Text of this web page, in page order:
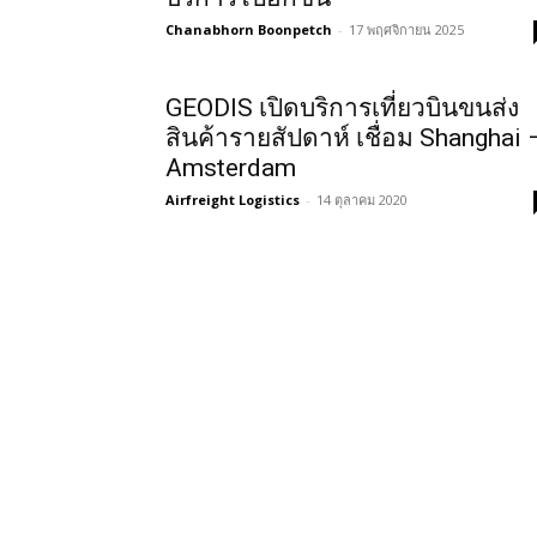
Chanabhorn Boonpetch - 17 พฤศจิกายน 2025
GEODIS เปิดบริการเที่ยวบินขนส่ง
สินค้ารายสัปดาห์ เชื่อม Shanghai
Amsterdam
Airfreight Logistics - 14 ตุลาคม 2020